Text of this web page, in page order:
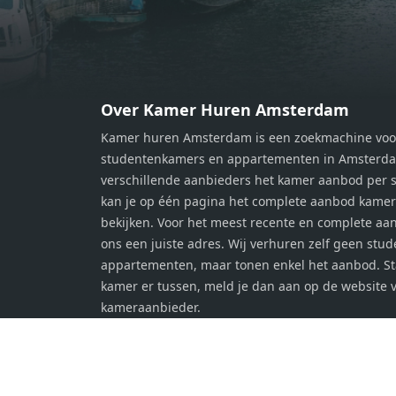
persoonlijke slaapkamer. De
gemak en privacy. Gelegen in een
Zaandam, bevindt de woning zich
op een perfecte locatie. Winkels,
openbaar vervoer en uitvalswegen
naar Amsterdam zijn allemaal
binnen handbereik. Bovendien
geniet je hier van de unieke
combinatie van stedelijke
voorzieningen en de ontspanning
van een serene woonomgeving. Ben
op
naar
van
Over Kamer Huren Amsterdam
Kamer huren Amsterdam is een zoekmachine
studentenkamers en appartementen in
verschillende aanbieders het kamer aanbod per
kan je op één pagina het complete aanbod
bekijken. Voor het meest recente en complete
ons een juiste adres. Wij verhuren zelf geen
appartementen, maar tonen enkel het aanbod.
kamer er tussen, meld je dan aan op de website
kameraanbieder.